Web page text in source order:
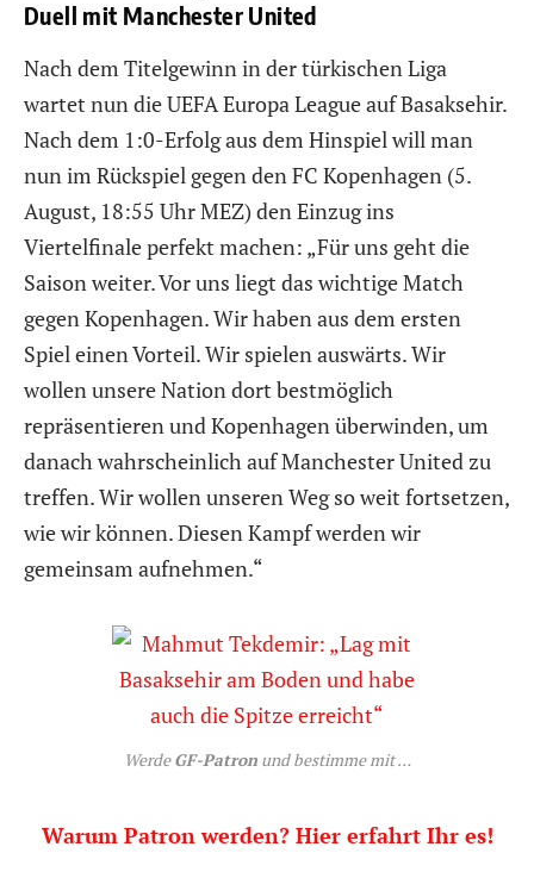
Duell mit Manchester United
Nach dem Titelgewinn in der türkischen Liga
wartet nun die UEFA Europa League auf Basaksehir.
Nach dem 1:0-Erfolg aus dem Hinspiel will man
nun im Rückspiel gegen den FC Kopenhagen (5.
August, 18:55 Uhr MEZ) den Einzug ins
Viertelfinale perfekt machen: „Für uns geht die
Saison weiter. Vor uns liegt das wichtige Match
gegen Kopenhagen. Wir haben aus dem ersten
Spiel einen Vorteil. Wir spielen auswärts. Wir
wollen unsere Nation dort bestmöglich
repräsentieren und Kopenhagen überwinden, um
danach wahrscheinlich auf Manchester United zu
treffen. Wir wollen unseren Weg so weit fortsetzen,
wie wir können. Diesen Kampf werden wir
gemeinsam aufnehmen.“
WerdeGF-Patronund bestimme mit …
Warum Patron werden? Hier erfahrt Ihr es!